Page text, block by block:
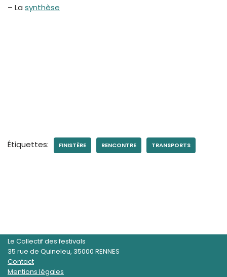
– La synthèse
Étiquettes: FINISTÈRE RENCONTRE TRANSPORTS
Le Collectif des festivals
35 rue de Quineleu, 35000 RENNES
Contact
Mentions légales